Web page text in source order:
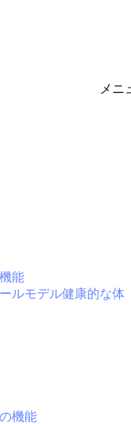
メニ
能
ルモデル健康的な体
機能